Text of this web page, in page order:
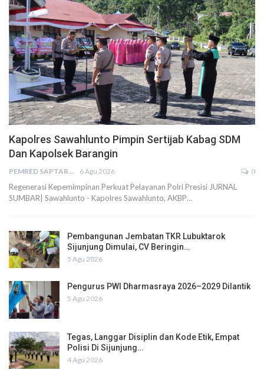
Kapolres Sawahlunto Pimpin Sertijab Kabag SDM
Dan Kapolsek Barangin
PEMRED SAPTARIUS 6 Agu 2026 0
Regenerasi Kepemimpinan Perkuat Pelayanan Polri Presisi JURNAL
SUMBAR| Sawahlunto - Kapolres Sawahlunto, AKBP…
Pembangunan Jembatan TKR Lubuktarok
Sijunjung Dimulai, CV Beringin…
5 Agu 2026
Pengurus PWI Dharmasraya 2026–2029 Dilantik
5 Agu 2026
Tegas, Langgar Disiplin dan Kode Etik, Empat
Polisi Di Sijunjung…
4 Agu 2026